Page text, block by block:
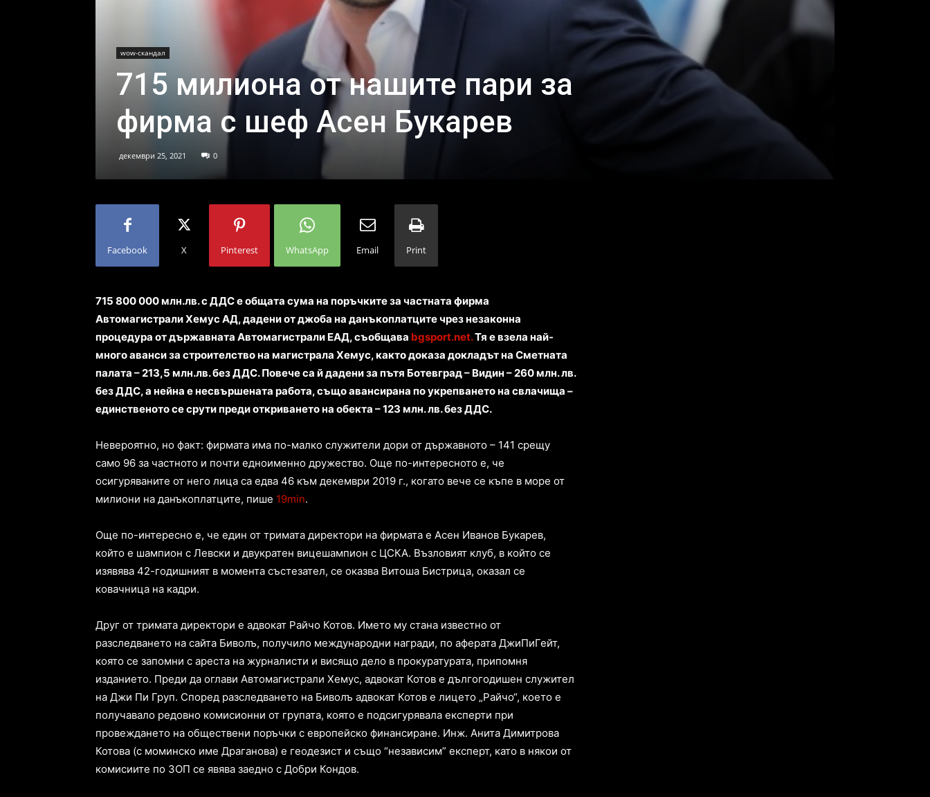
wow-скандал
715 милиона от нашите пари за
фирма с шеф Асен Букарев
декември 25, 2021 0
Facebook X Pinterest WhatsApp Email Print
715 800 000 млн.лв. с ДДС е общата сума на поръчките за частната фирма
Автомагистрали Хемус АД, дадени от джоба на данъкоплатците чрез незаконна
процедура от държавната Автомагистрали ЕАД, съобщава bgsport.net.Тя е взела най-
много аванси за строителство на магистрала Хемус, както доказа докладът на Сметната
палата – 213,5 млн.лв. без ДДС. Повече са й дадени за пътя Ботевград – Видин – 260 млн. лв.
без ДДС, а нейна е несвършената работа, също авансирана по укрепването на свлачища –
единственото се срути преди откриването на обекта – 123 млн. лв. без ДДС.
Невероятно, но факт: фирмата има по-малко служители дори от държавното – 141 срещу
само 96 за частното и почти едноименно дружество. Още по-интересното е, че
осигуряваните от него лица са едва 46 към декември 2019 г., когато вече се къпе в море от
милиони на данъкоплатците, пише 19min.
Още по-интересно е, че един от тримата директори на фирмата е Асен Иванов Букарев,
който е шампион с Левски и двукратен вицешампион с ЦСКА. Възловият клуб, в който се
изявява 42-годишният в момента състезател, се оказва Витоша Бистрица, оказал се
ковачница на кадри.
Друг от тримата директори е адвокат Райчо Котов. Името му стана известно от
разследването на сайта Биволъ, получило международни награди, по аферата ДжиПиГейт,
която се запомни с ареста на журналисти и висящо дело в прокуратурата, припомня
изданието. Преди да оглави Автомагистрали Хемус, адвокат Котов е дългогодишен служител
на Джи Пи Груп. Според разследването на Биволъ адвокат Котов е лицето „Райчо“, което е
получавало редовно комисионни от групата, която е подсигурявала експерти при
провеждането на обществени поръчки с европейско финансиране. Инж. Анита Димитрова
Котова (с моминско име Драганова) е геодезист и също “независим” експерт, като в някои от
комисиите по ЗОП се явява заедно с Добри Кондов.